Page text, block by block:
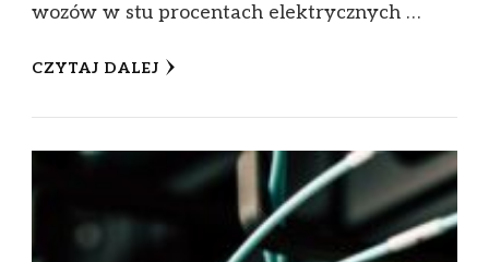
wozów w stu procentach elektrycznych …
CZYTAJ DALEJ